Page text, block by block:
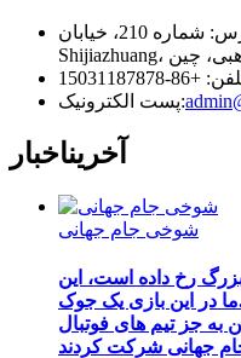
آدرس: شماره 210، خیابان Zhonghua، منطقه Xinhua، شهر
+86-15031187878
پست الکترونیک:
آخریناخبار
شوخی جام جهانی
رخ داده است، این
در این بازی یک جوک
به جز تیم های فوتبال